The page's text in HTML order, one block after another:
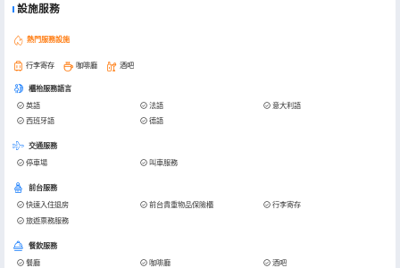
設施服務
熱門服務設施
行李寄存 咖啡廳 酒吧
櫃枱服務語言
英語 法語
意大利語
西班牙語
德語
交通服務
停車場 叫車服務
前台服務
快速入住退房 前台貴重物品保險櫃
行李寄存
旅遊票務服務
餐飲服務
餐廳 咖啡廳
酒吧